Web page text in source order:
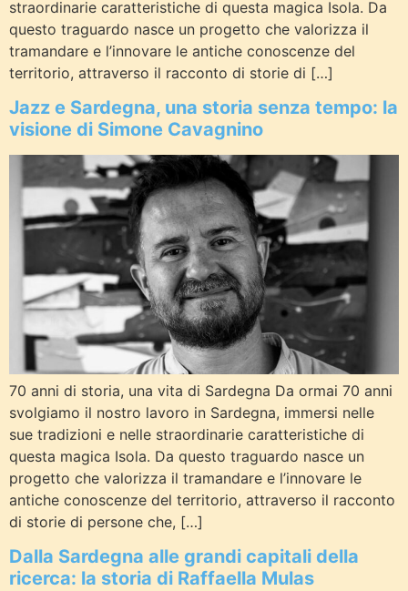
straordinarie caratteristiche di questa magica Isola. Da
questo traguardo nasce un progetto che valorizza il
tramandare e l’innovare le antiche conoscenze del
territorio, attraverso il racconto di storie di […]
Jazz e Sardegna, una storia senza tempo: la
visione di Simone Cavagnino
70 anni di storia, una vita di Sardegna Da ormai 70 anni
svolgiamo il nostro lavoro in Sardegna, immersi nelle
sue tradizioni e nelle straordinarie caratteristiche di
questa magica Isola. Da questo traguardo nasce un
progetto che valorizza il tramandare e l’innovare le
antiche conoscenze del territorio, attraverso il racconto
di storie di persone che, […]
Dalla Sardegna alle grandi capitali della
ricerca: la storia di Raffaella Mulas